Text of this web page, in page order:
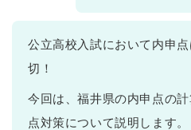
公立高校入試において内申
切！
今回は、福井県の内申点の
点対策について説明します。